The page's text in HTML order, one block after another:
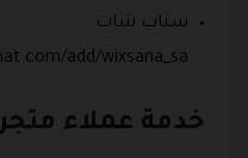
سناب شات
add/wixsana_sa.
خدمة عملاء